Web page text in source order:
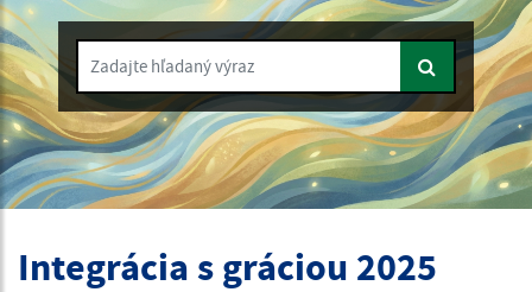
Zadajte hľadaný výraz
Integrácia s gráciou 2025